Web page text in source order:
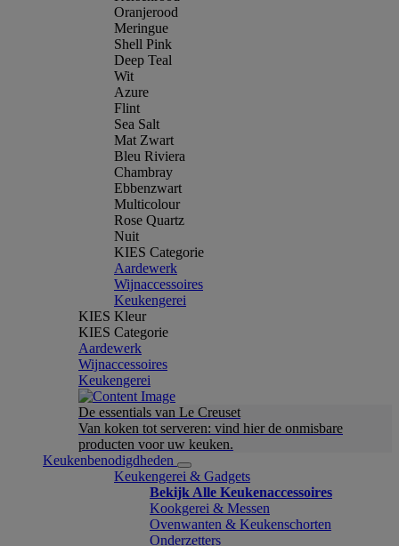
Oranjerood
Meringue
Shell Pink
Deep Teal
Wit
Azure
Flint
Sea Salt
Mat Zwart
Bleu Riviera
Chambray
Ebbenzwart
Multicolour
Rose Quartz
Nuit
KIES Categorie
Aardewerk
Wijnaccessoires
Keukengerei
KIES Kleur
KIES Categorie
Aardewerk
Wijnaccessoires
Keukengerei
De essentials van Le Creuset
Van koken tot serveren: vind hier de onmisbare
producten voor uw keuken.
Keukenbenodigdheden
Keukengerei & Gadgets
Bekijk Alle Keukenaccessoires
Kookgerei & Messen
Ovenwanten & Keukenschorten
Onderzetters